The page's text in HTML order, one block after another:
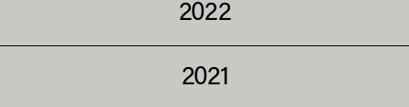
2022
2021